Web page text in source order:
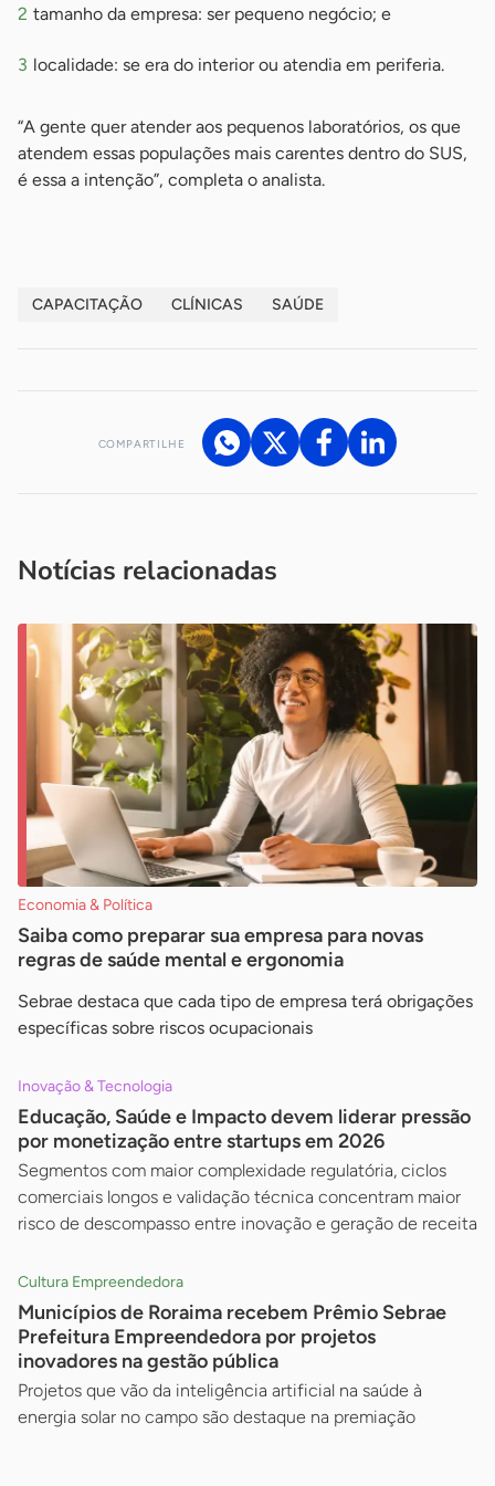
tamanho da empresa: ser pequeno negócio; e
localidade: se era do interior ou atendia em periferia.
“A gente quer atender aos pequenos laboratórios, os que
atendem essas populações mais carentes dentro do SUS,
é essa a intenção”, completa o analista.
CAPACITAÇÃO CLÍNICAS SAÚDE
COMPARTILHE
Notícias relacionadas
Economia & Política
Saiba como preparar sua empresa para novas
regras de saúde mental e ergonomia
Sebrae destaca que cada tipo de empresa terá obrigações
específicas sobre riscos ocupacionais
Inovação & Tecnologia
Educação, Saúde e Impacto devem liderar pressão
por monetização entre startups em 2026
Segmentos com maior complexidade regulatória, ciclos
comerciais longos e validação técnica concentram maior
risco de descompasso entre inovação e geração de receita
Cultura Empreendedora
Municípios de Roraima recebem Prêmio Sebrae
Prefeitura Empreendedora por projetos
inovadores na gestão pública
Projetos que vão da inteligência artificial na saúde à
energia solar no campo são destaque na premiação